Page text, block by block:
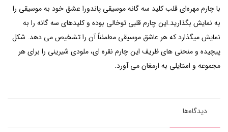
با چارم مهره‌ای قلب کلید سه گانه موسیقی پاندورا عشق خود به موسیقی را
به نمایش بگذارید.این چارم قلبی توخالی بوده و کلیدهای سه گانه را به
نمایش میگذارد که هر عاشق موسیقی مطمئناً آن را تشخیص می دهد. شکل
پیچیده و منحنی های ظریف این چارم نقره ای، ملودی شیرینی را برای هر
مجموعه و استایلی به ارمغان می آورد.
دیدگاه‌ها